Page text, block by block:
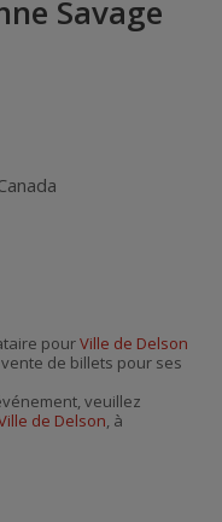
Savage
pourVille de Delson
de billets pour ses
veuillez
de Delson, à